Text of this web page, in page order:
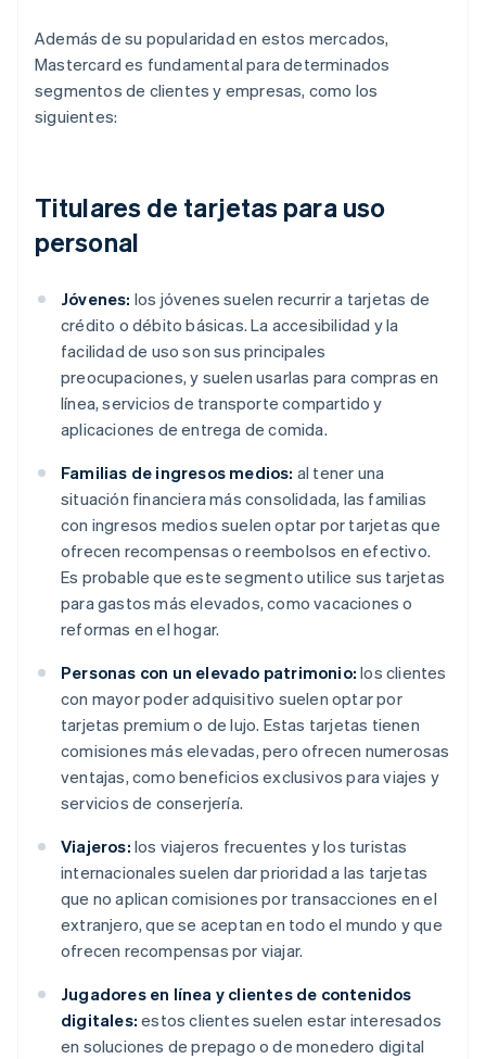
Además de su popularidad en estos mercados,
Mastercard es fundamental para determinados
segmentos de clientes y empresas, como los
siguientes:
Titulares de tarjetas para uso
personal
Jóvenes: los jóvenes suelen recurrir a tarjetas de
crédito o débito básicas. La accesibilidad y la
facilidad de uso son sus principales
preocupaciones, y suelen usarlas para compras en
línea, servicios de transporte compartido y
aplicaciones de entrega de comida.
Familias de ingresos medios: al tener una
situación financiera más consolidada, las familias
con ingresos medios suelen optar por tarjetas que
ofrecen recompensas o reembolsos en efectivo.
Es probable que este segmento utilice sus tarjetas
para gastos más elevados, como vacaciones o
reformas en el hogar.
Personas con un elevado patrimonio: los clientes
con mayor poder adquisitivo suelen optar por
tarjetas premium o de lujo. Estas tarjetas tienen
comisiones más elevadas, pero ofrecen numerosas
ventajas, como beneficios exclusivos para viajes y
servicios de conserjería.
Viajeros: los viajeros frecuentes y los turistas
internacionales suelen dar prioridad a las tarjetas
que no aplican comisiones por transacciones en el
extranjero, que se aceptan en todo el mundo y que
ofrecen recompensas por viajar.
Jugadores en línea y clientes de contenidos
digitales: estos clientes suelen estar interesados
en soluciones de prepago o de monedero digital